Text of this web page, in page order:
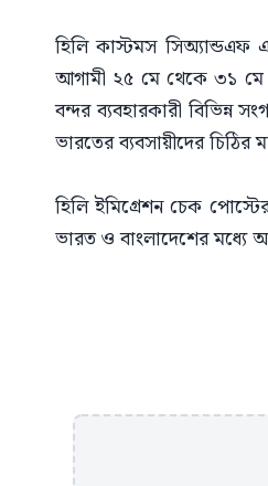
হিলি কাস্টমস
আগামী ২৫ মে থেকে ৩১ মে
বন্দর ব্যবহারকারী বিভিন্ন
ভারতের ব্যবসায়ীদের
হিলি ইমিগ্রেশন চেক
ভারত ও বাংলাদেশের মধ্যে